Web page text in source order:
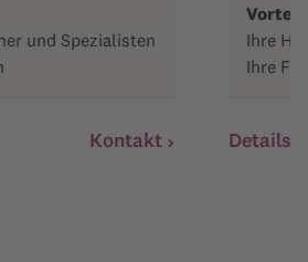
und Spezialisten
Ihre
Ihre
Kontakt Details